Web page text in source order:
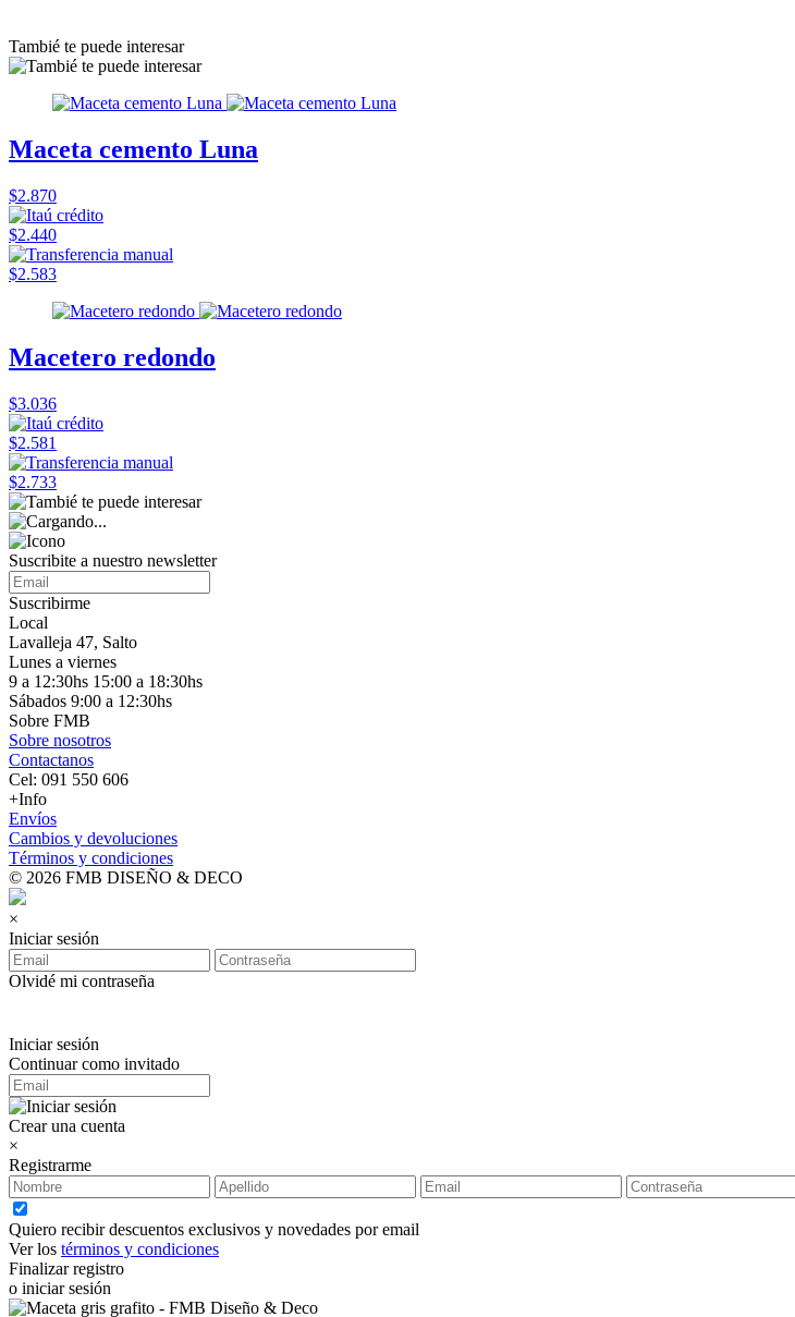
Tambié te puede interesar
Maceta cemento Luna
$2.870
$2.440
$2.583
Macetero redondo
$3.036
$2.581
$2.733
Suscribite a nuestro newsletter
Suscribirme
Local
Lavalleja 47, Salto
Lunes a viernes
9 a 12:30hs 15:00 a 18:30hs
Sábados 9:00 a 12:30hs
Sobre FMB
Sobre nosotros
Contactanos
Cel: 091 550 606
+Info
Envíos
Cambios y devoluciones
Términos y condiciones
© 2026 FMB DISEÑO & DECO
×
Iniciar sesión
Olvidé mi contraseña
Iniciar sesión
Continuar como invitado
Crear una cuenta
×
Registrarme
Quiero recibir descuentos exclusivos y novedades por email
Ver los términos y condiciones
Finalizar registro
o iniciar sesión